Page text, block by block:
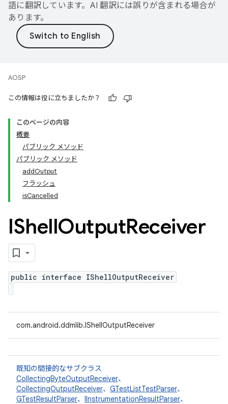
語に翻訳しています。AI 翻訳には誤りが含まれる場合が
あります。
AOSP
この情報は役に立ちましたか？
このページの内容
概要
パブリック メソッド
パブリック メソッド
addOutput
フラッシュ
isCancelled
IShellOutputReceiver
public interface IShellOutputReceiver
com.android.ddmlib.IShellOutputReceiver
既知の間接的なサブクラス
CollectingByteOutputReceiver、
CollectingOutputReceiver、 GTestListTestParser、
GTestResultParser、 IInstrumentationResultParser、